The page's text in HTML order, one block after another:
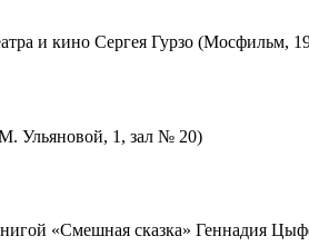
и кино Сергея Гурзо (Мосфильм,
Ульяновой, 1, зал № 20)
«Смешная сказка» Геннадия